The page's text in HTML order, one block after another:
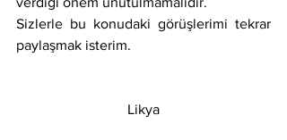
Sizlerle bu konudaki görüşlerimi tekrar
paylaşmak isterim.
Likya